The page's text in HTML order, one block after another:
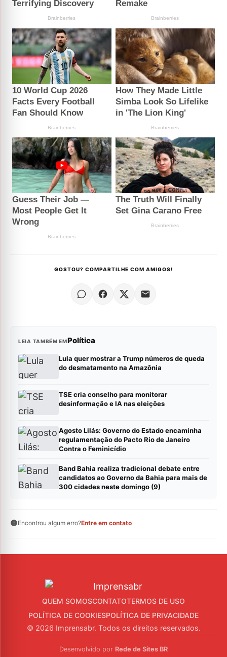
GOSTOU? COMPARTILHE COM AMIGOS!
LEIA TAMBÉM EMPolítica
Lula quer mostrar a Trump números de queda
do desmatamento na Amazônia
TSE cria conselho para monitorar
desinformação e IA nas eleições
Agosto Lilás: Governo do Estado encaminha
regulamentação do Pacto Rio de Janeiro
Contra o Feminicídio
Band Bahia realiza tradicional debate entre
candidatos ao Governo da Bahia para mais de
300 cidades neste domingo (9)
Encontrou algum erro?Entre em contato
QUEM SOMOSCONTATOTERMOS DE USO
POLÍTICA DE COOKIESPOLÍTICA DE PRIVACIDADE
© 2026 Imprensabr. Todos os direitos reservados.
Desenvolvido por Rede de Sites BR